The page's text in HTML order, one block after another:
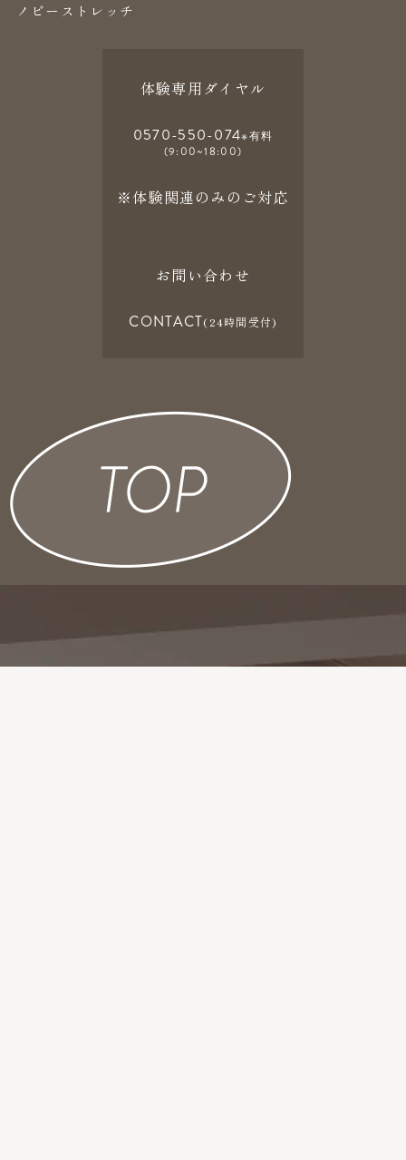
ノビーストレッチ
体験専用ダイヤル
0570-550-074※有料
(9:00~18:00)
※体験関連のみのご対応
お問い合わせ
CONTACT(24時間受付)